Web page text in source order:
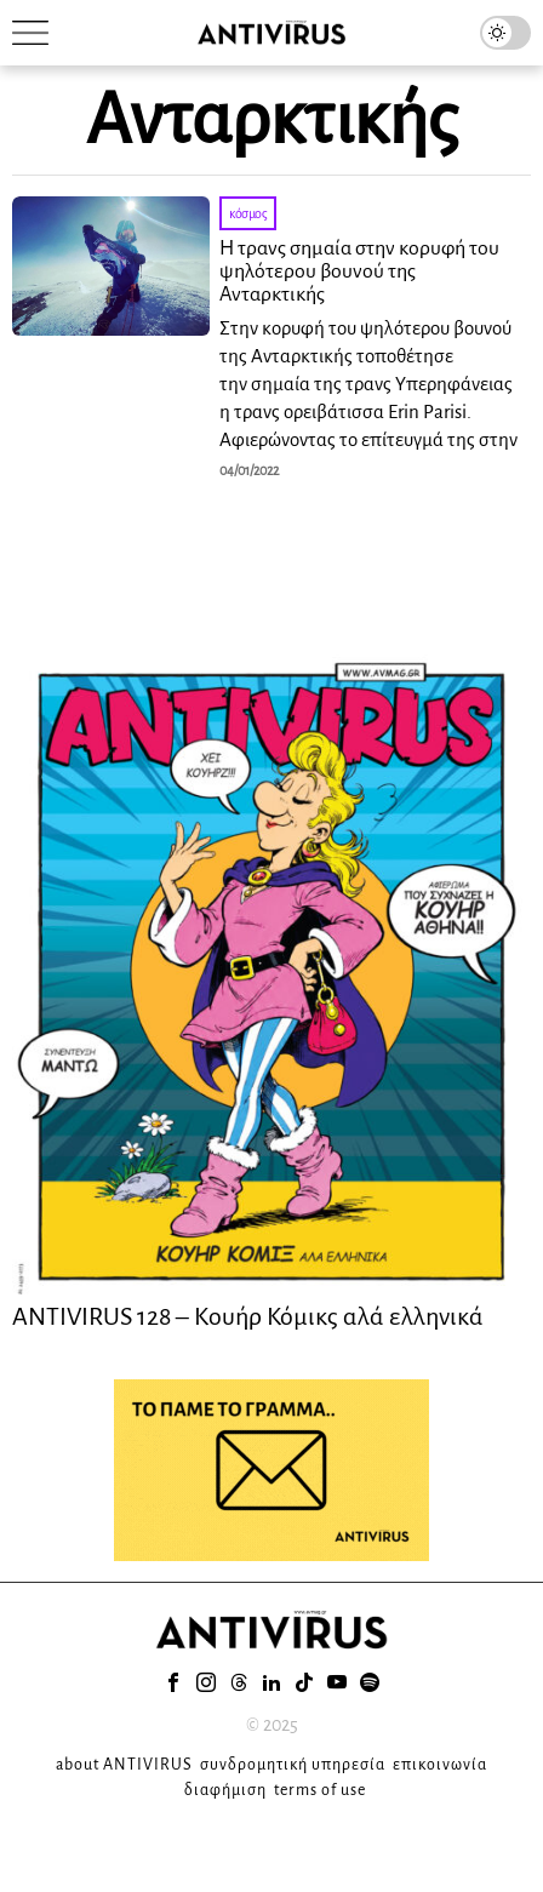
Ανταρκτικής
κόσμος
Η τρανς σημαία στην κορυφή του
ψηλότερου βουνού της
Ανταρκτικής
Στην κορυφή του ψηλότερου βουνού
της Ανταρκτικής τοποθέτησε
την σημαία της τρανς Υπερηφάνειας
η τρανς ορειβάτισσα Erin Parisi.
Αφιερώνοντας το επίτευγμά της στην
04/01/2022
ANTIVIRUS 128 – Kουήρ Κόμικς αλά ελληνικά
© 2025
about ANTIVIRUS συνδρομητική υπηρεσία επικοινωνία
διαφήμιση terms of use